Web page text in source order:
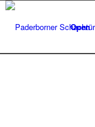
Open